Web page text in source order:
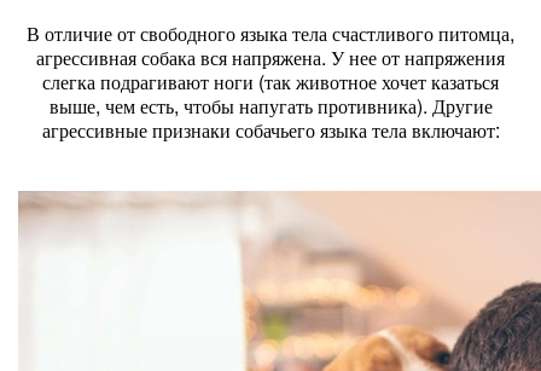
В отличие от свободного языка тела счастливого питомца,
агрессивная собака вся напряжена. У нее от напряжения
слегка подрагивают ноги (так животное хочет казаться
выше, чем есть, чтобы напугать противника). Другие
агрессивные признаки собачьего языка тела включают: